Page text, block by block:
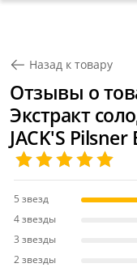
Назад к товару
Отзывы о
Экстракт
JACK'S
5 звезд
4 звезды
3 звезды
2 звезды